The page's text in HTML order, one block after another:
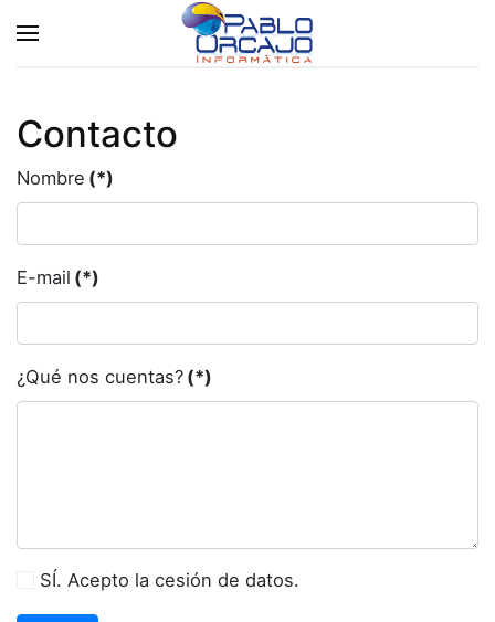
Contacto
Nombre (*)
E-mail (*)
¿Qué nos cuentas? (*)
SÍ. Acepto la cesión de datos.